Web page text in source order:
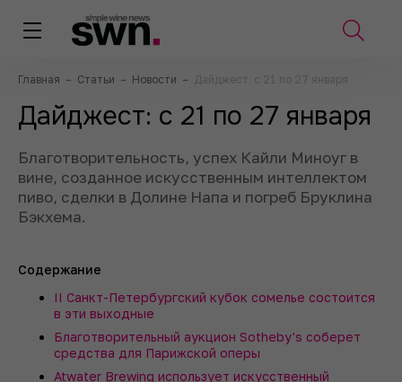
Главная – Статьи – Новости – Дайджест: с 21 по 27 января
Дайджест: с 21 по 27 января
Благотворительность, успех Кайли Миноуг в
вине, созданное искусственным интеллектом
пиво, сделки в Долине Напа и погреб Бруклина
Бэкхема.
Содержание
II Санкт-Петербургский кубок сомелье состоится
в эти выходные
Благотворительный аукцион Sotheby's соберет
средства для Парижской оперы
Atwater Brewing использует искусственный